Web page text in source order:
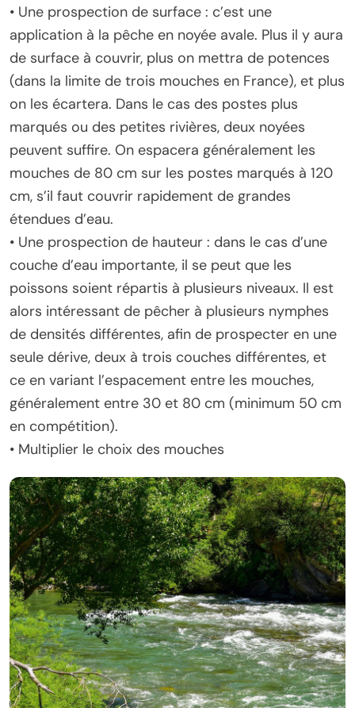
• Une prospection de surface : c’est une
application à la pêche en noyée avale. Plus il y aura
de surface à couvrir, plus on mettra de potences
(dans la limite de trois mouches en France), et plus
on les écartera. Dans le cas des postes plus
marqués ou des petites rivières, deux noyées
peuvent suffire. On espacera généralement les
mouches de 80 cm sur les postes marqués à 120
cm, s’il faut couvrir rapidement de grandes
étendues d’eau.
• Une prospection de hauteur : dans le cas d’une
couche d’eau importante, il se peut que les
poissons soient répartis à plusieurs niveaux. Il est
alors intéressant de pêcher à plusieurs nymphes
de densités différentes, afin de prospecter en une
seule dérive, deux à trois couches différentes, et
ce en variant l’espacement entre les mouches,
généralement entre 30 et 80 cm (minimum 50 cm
en compétition).
• Multiplier le choix des mouches